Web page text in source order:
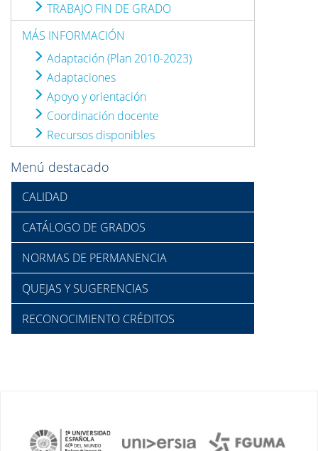
TRABAJO FIN DE GRADO
MÁS INFORMACIÓN
Adaptación (Plan 2010-2023)
Adaptaciones
Apoyo y orientación
Coordinación docente
Recursos disponibles
Menú destacado
CALIDAD
CATÁLOGO DE GRADOS
NORMAS DE PERMANENCIA
QUEJAS Y SUGERENCIAS
RECONOCIMIENTO CRÉDITOS